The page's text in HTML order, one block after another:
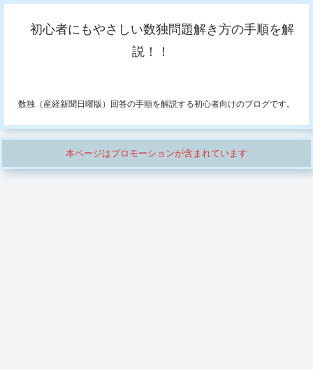
初心者にもやさしい数独問題解き方の手順を解
説！！
数独（産経新聞日曜版）回答の手順を解説する初心者向けのブログです。
本ページはプロモーションが含まれています